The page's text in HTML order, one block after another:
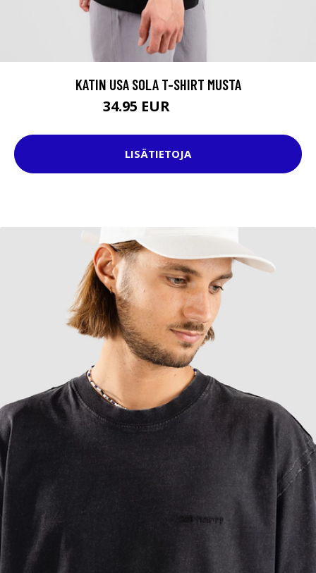
KATIN USA SOLA T-SHIRT MUSTA
34.95 EUR
LISÄTIETOJA